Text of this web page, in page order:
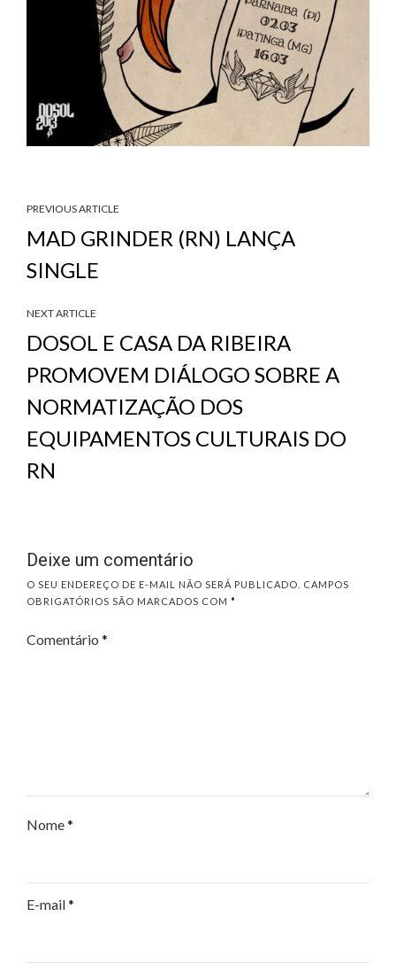
PREVIOUS ARTICLE
MAD GRINDER (RN) LANÇA
SINGLE
NEXT ARTICLE
DOSOL E CASA DA RIBEIRA
PROMOVEM DIÁLOGO SOBRE A
NORMATIZAÇÃO DOS
EQUIPAMENTOS CULTURAIS DO
RN
Deixe um comentário
O SEU ENDEREÇO DE E-MAIL NÃO SERÁ PUBLICADO.
CAMPOS
OBRIGATÓRIOS SÃO MARCADOS COM *
Comentário *
Nome*
E-mail*